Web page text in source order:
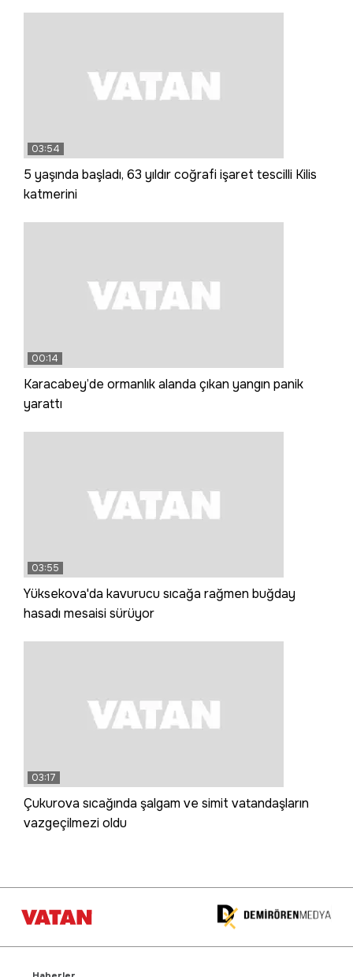
03:54
5 yaşında başladı, 63 yıldır coğrafi işaret tescilli Kilis
katmerini
00:14
Karacabey’de ormanlık alanda çıkan yangın panik
yarattı
03:55
Yüksekova'da kavurucu sıcağa rağmen buğday
hasadı mesaisi sürüyor
03:17
Çukurova sıcağında şalgam ve simit vatandaşların
vazgeçilmezi oldu